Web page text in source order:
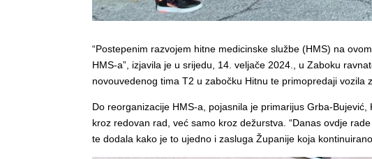
“Postepenim razvojem hitne medicinske službe (HMS) na
HMS-a”, izjavila je u srijedu, 14. veljače 2024., u Zaboku
novouvedenog tima T2 u zabočku Hitnu te primopredaji vozila
Do reorganizacije HMS-a, pojasnila je primarijus Grba-
kroz redovan rad, već samo kroz dežurstva. “Danas ovdje
te dodala kako je to ujedno i zasluga Županije koja